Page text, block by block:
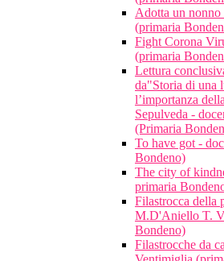
Adotta un
(primaria
Fight Corona
(primaria
Lettura
da"Storia di una
l’importanza
Sepulveda -
(Primaria
To have got -
Bondeno)
The city of
primaria
Filastrocca della
M.D'Aniello T.
Bondeno)
Filastrocche da